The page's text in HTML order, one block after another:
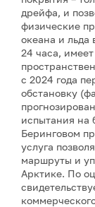
дрейфа, и
физические
океана и льда
24 часа,
с 2024 года
обстановку
испытания на
Беринговом
услуга
маршруты и
Арктике. По